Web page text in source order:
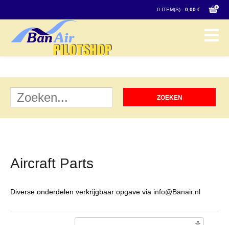
0 ITEM(S) - 0,00 €
Aircraft Parts
Diverse onderdelen verkrijgbaar opgave via info@Banair.nl